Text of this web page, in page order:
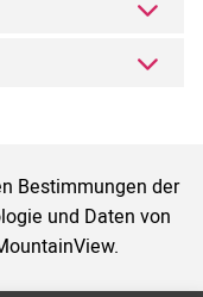
Bestimmungen der
und Daten von